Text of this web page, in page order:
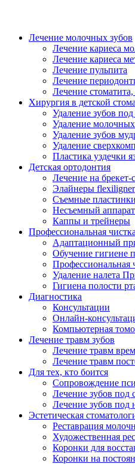
Лечение молочных зубов
Лечение кариеса
Лечение кариеса
Лечение пульпита
Лечение
Лечение
Хирургия в детской
Удаление зубов
Удаление молочных
Удаление зубов
Удаление
Пластика уздечки
Детская ортодонтия
Лечение на брекет-
Элайнеры flexiligner
Съемные
Несъемный
Каппы и трейнеры
Профессиональная
Адаптационный
Обучение гигиене
Профессиональная
Удаление налета
Гигиена полости
Диагностика
Консультации
Онлайн-
Компьютерная
Лечение травм зубов
Лечение травм
Лечение травм
Для тех, кто боится
Сопровождение
Лечение зубов под
Лечение зубов под
Эстетическая
Реставрация
Художественная
Коронки для
Коронки на